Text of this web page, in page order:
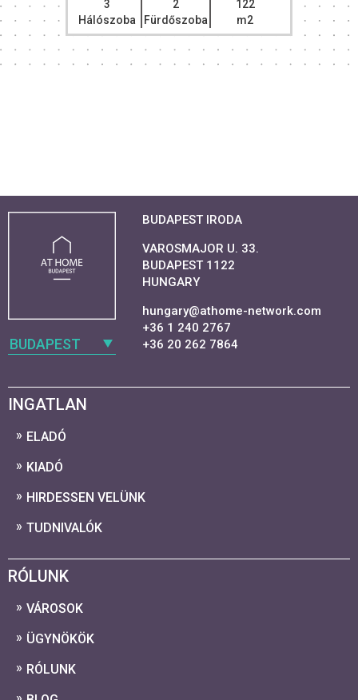
3
Hálószoba
2
Fürdőszoba
122
m2
BUDAPEST
BUDAPEST IRODA
VAROSMAJOR U. 33.
BUDAPEST 1122
HUNGARY
hungary@athome-network.com
+36 1 240 2767
+36 20 262 7864
INGATLAN
ELADÓ
KIADÓ
HIRDESSEN VELÜNK
TUDNIVALÓK
RÓLUNK
VÁROSOK
ÜGYNÖKÖK
RÓLUNK